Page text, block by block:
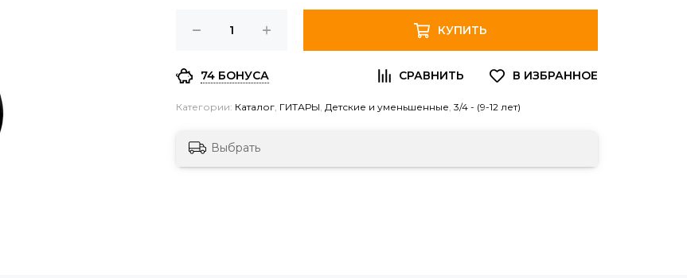
КУПИТЬ
74 БОНУСА
Категории: Каталог, ГИТАРЫ, Детские и уменьшенные, 3/4 - (9-12 лет)
Выбрать